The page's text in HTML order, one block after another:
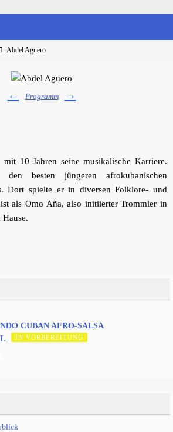
Abdel Aguero
← Programm →
10 Jahren seine musikalische Karriere.
besten jüngeren afrokubanischen
Dort spielte er in diversen Folklore- und
als Omo Aña, also initiierter Trommler in
CUBAN AFRO-SALSA
IN VORBEREITUNG